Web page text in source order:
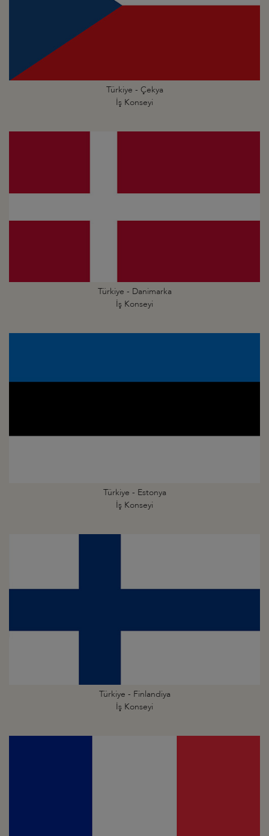
Türkiye - Çekya
İş Konseyi
Türkiye - Danimarka
İş Konseyi
Türkiye - Estonya
İş Konseyi
Türkiye - Finlandiya
İş Konseyi